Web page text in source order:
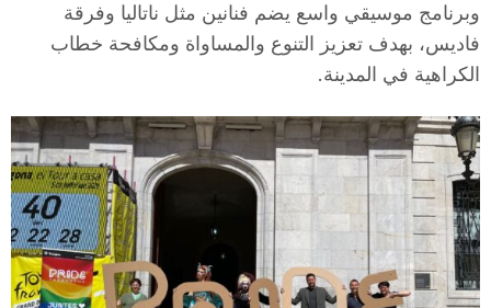
a
d
e
وبرنامج موسيقي واسع يضم فنانين مثل ناتاليا وفرقة
فاديس، بهدف تعزيز التنوع والمساواة ومكافحة خطاب
الكراهية في المدينة.